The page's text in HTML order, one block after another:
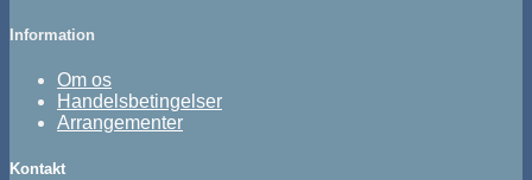
Information
Om os
Handelsbetingelser
Arrangementer
Kontakt